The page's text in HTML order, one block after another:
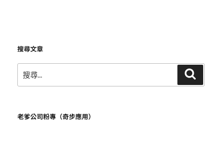
搜尋文章
搜
尋
鍵
老爹公司粉專（奇步應用）